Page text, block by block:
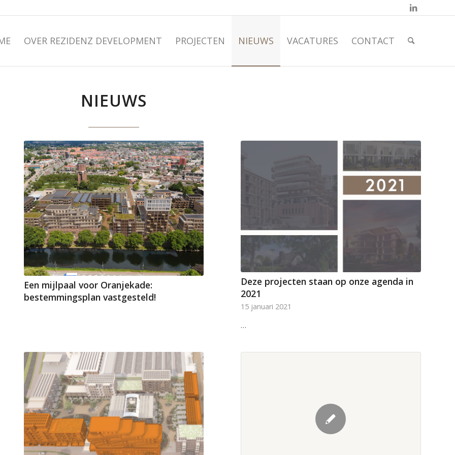
OVER REZIDENZ DEVELOPMENT PROJECTEN NIEUWS VACATURES CONTACT
NIEUWS
Een mijlpaal voor Oranjekade:
bestemmingsplan vastgesteld!
Deze projecten staan op onze agenda in
2021
15 januari 2021
…